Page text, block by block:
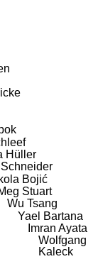
Hüller
Bojić
Stuart
Wu Tsang
Yael Bartana
Imran Ayata
Wolfgang
Kaleck